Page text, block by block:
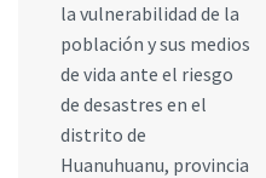
la vulnerabilidad de la
población y sus medios
de vida ante el riesgo
de desastres en el
distrito de
Huanuhuanu, provincia